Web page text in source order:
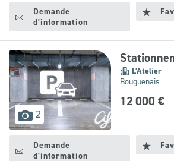
Demande
d'information
2 images
disponibles
L'Atelier
Bouguenais
12 000 €
Demande
d'information